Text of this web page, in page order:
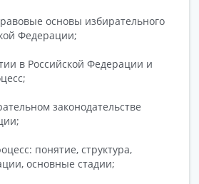
основы избирательного
Федерации;
в Российской Федерации и
законодательстве
понятие, структура,
основные стадии;